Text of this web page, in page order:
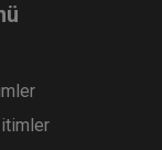
Enstitüsü